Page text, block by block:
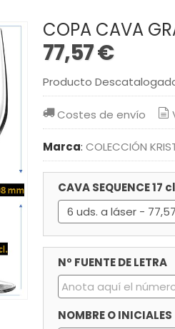
COPA CAVA
77,57 €
Producto
Costes de envío
Marca: COLECCIÓN
CAVA SEQUENCE 17
Nº FUENTE DE LETRA
NOMBRE O INICIALES